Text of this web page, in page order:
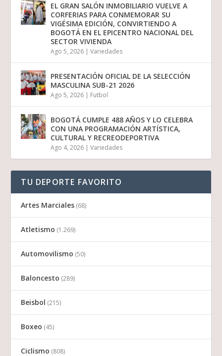
EL GRAN SALÓN INMOBILIARIO VUELVE A
CORFERIAS PARA CONMEMORAR SU
VIGÉSIMA EDICIÓN, CONVIRTIENDO A
BOGOTÁ EN EL EPICENTRO NACIONAL DEL
SECTOR VIVIENDA
Ago 5, 2026 |Variedades
PRESENTACIÓN OFICIAL DE LA SELECCIÓN
MASCULINA SUB-21 2026
Ago 5, 2026 | Futbol
BOGOTÁ CUMPLE 488 AÑOS Y LO CELEBRA
CON UNA PROGRAMACIÓN ARTÍSTICA,
CULTURAL Y RECREODEPORTIVA
Ago 4, 2026 |Variedades
TU DEPORTE FAVORITO
Artes Marciales (68)
Atletismo (1.269)
Automovilismo (50)
Baloncesto (289)
Beisbol (215)
Boxeo (45)
Ciclismo (808)